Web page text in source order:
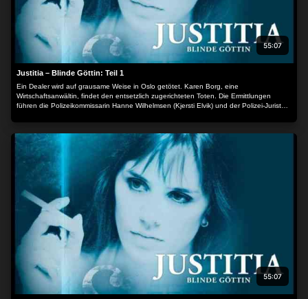
55:07
Justitia – Blinde Göttin: Teil 1
Ein Dealer wird auf grausame Weise in Oslo getötet. Karen Borg, eine
Wirtschaftsanwältin, findet den entsetzlich zugerichteten Toten. Die Ermittlungen
führen die Polizeikommissarin Hanne Wilhelmsen (Kjersti Elvik) und der Polizei-Jurist
(Anne Ryg) verliebt ist. Der Mörder ist schnell gefunden und will ausgerechnet Karen
als Verteidigerin – doch hinter dem Mord steckt eine ganze Drogenmafia, deren
Verzweigungen bis in die höchsten politischen Kreise reichen…
55:07